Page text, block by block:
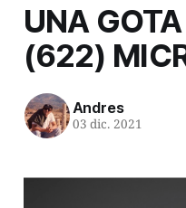
UNA
(622)
Andres
03 dic. 2021